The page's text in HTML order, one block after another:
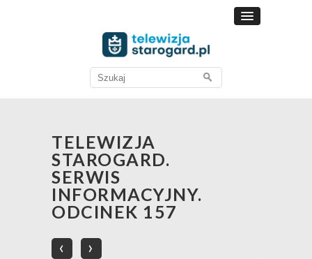
Search
for:
TELEWIZJA
STAROGARD.
SERWIS
INFORMACYJNY.
ODCINEK 157
‹
›